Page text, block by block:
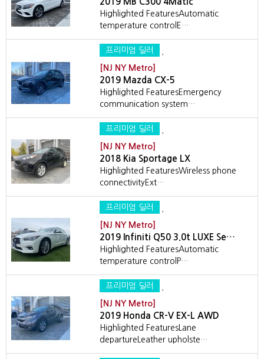
Highlighted FeaturesAutomatic
temperature controlE…
프리미엄 딜러
[NJ NY Metro]
2019 Mazda CX-5
Highlighted FeaturesEmergency
communication system…
프리미엄 딜러
[NJ NY Metro]
2018 Kia Sportage LX
Highlighted FeaturesWireless phone
connectivityExt…
프리미엄 딜러
[NJ NY Metro]
2019 Infiniti Q50 3.0t LUXE Se…
Highlighted FeaturesAutomatic
temperature controlP…
프리미엄 딜러
[NJ NY Metro]
2019 Honda CR-V EX-L AWD
Highlighted FeaturesLane
departureLeather upholste…